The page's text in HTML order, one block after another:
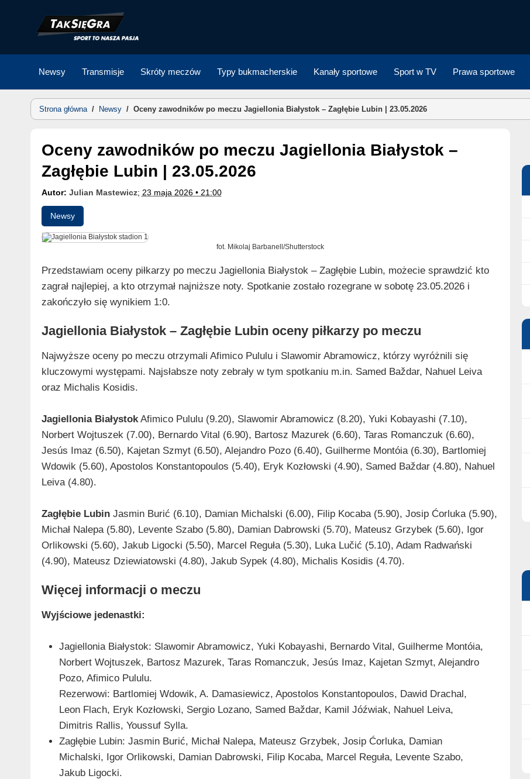
Newsy Transmisje Skróty meczów Typy bukmacherskie Kanały sportowe Sport w TV Prawa sportowe
Strona główna/ Newsy / Oceny zawodników po meczu Jagiellonia Białystok – Zagłębie Lubin | 23.05.2026
Oceny zawodników po meczu Jagiellonia Białystok –
Zagłębie Lubin | 23.05.2026
Autor: Julian Mastewicz; 23 maja 2026 • 21:00
Newsy
fot. Mikolaj Barbanell/Shutterstock
Przedstawiam oceny piłkarzy po meczu Jagiellonia Białystok – Zagłębie Lubin, możecie sprawdzić kto
zagrał najlepiej, a kto otrzymał najniższe noty. Spotkanie zostało rozegrane w sobotę 23.05.2026 i
zakończyło się wynikiem 1:0.
Jagiellonia Białystok – Zagłębie Lubin oceny piłkarzy po meczu
Najwyższe oceny po meczu otrzymali Afimico Pululu i Slawomir Abramowicz, którzy wyróżnili się
kluczowymi występami. Najsłabsze noty zebrały w tym spotkaniu m.in. Samed Baždar, Nahuel Leiva
oraz Michalis Kosidis.
Jagiellonia BiałystokAfimico Pululu (9.20), Slawomir Abramowicz (8.20), Yuki Kobayashi (7.10),
Norbert Wojtuszek (7.00), Bernardo Vital (6.90), Bartosz Mazurek (6.60), Taras Romanczuk (6.60),
Jesús Imaz (6.50), Kajetan Szmyt (6.50), Alejandro Pozo (6.40), Guilherme Montóia (6.30), Bartlomiej
Wdowik (5.60), Apostolos Konstantopoulos (5.40), Eryk Kozłowski (4.90), Samed Baždar (4.80), Nahuel
Leiva (4.80).
Zagłębie LubinJasmin Burić (6.10), Damian Michalski (6.00), Filip Kocaba (5.90), Josip Ćorluka (5.90),
Michał Nalepa (5.80), Levente Szabo (5.80), Damian Dabrowski (5.70), Mateusz Grzybek (5.60), Igor
Orlikowski (5.60), Jakub Ligocki (5.50), Marcel Reguła (5.30), Luka Lučić (5.10), Adam Radwański
(4.90), Mateusz Dziewiatowski (4.80), Jakub Sypek (4.80), Michalis Kosidis (4.70).
Więcej informacji o meczu
Wyjściowe jedenastki:
Jagiellonia Białystok: Slawomir Abramowicz, Yuki Kobayashi, Bernardo Vital, Guilherme Montóia,
Norbert Wojtuszek, Bartosz Mazurek, Taras Romanczuk, Jesús Imaz, Kajetan Szmyt, Alejandro
Pozo, Afimico Pululu.
Rezerwowi: Bartlomiej Wdowik, A. Damasiewicz, Apostolos Konstantopoulos, Dawid Drachal,
Leon Flach, Eryk Kozłowski, Sergio Lozano, Samed Baždar, Kamil Jóźwiak, Nahuel Leiva,
Dimitris Rallis, Youssuf Sylla.
Zagłębie Lubin: Jasmin Burić, Michał Nalepa, Mateusz Grzybek, Josip Ćorluka, Damian
Michalski, Igor Orlikowski, Damian Dabrowski, Filip Kocaba, Marcel Reguła, Levente Szabo,
Jakub Ligocki.